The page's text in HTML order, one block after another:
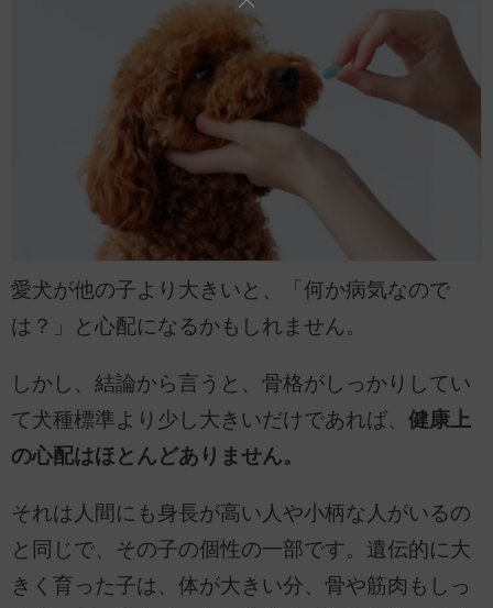
愛犬が他の子より大きいと、「何か病気なので
は？」と心配になるかもしれません。
しかし、結論から言うと、骨格がしっかりしてい
て犬種標準より少し大きいだけであれば、 健康上
の心配はほとんどありません。
それは人間にも身長が高い人や小柄な人がいるの
と同じで、その子の個性の一部です。遺伝的に大
きく育った子は、体が大きい分、骨や筋肉もしっ